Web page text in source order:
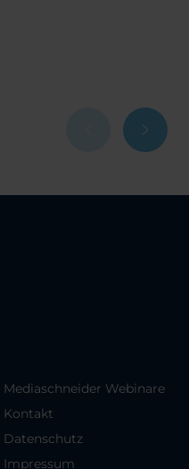
Mediaschneider Webinare
Kontakt
Datenschutz
Impressum